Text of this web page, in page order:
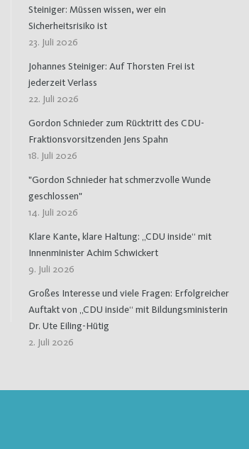
Steiniger: Müssen wissen, wer ein
Sicherheitsrisiko ist
23. Juli 2026
Johannes Steiniger: Auf Thorsten Frei ist
jederzeit Verlass
22. Juli 2026
Gordon Schnieder zum Rücktritt des CDU-
Fraktionsvorsitzenden Jens Spahn
18. Juli 2026
"Gordon Schnieder hat schmerzvolle Wunde
geschlossen"
14. Juli 2026
Klare Kante, klare Haltung: „CDU inside“ mit
Innenminister Achim Schwickert
9. Juli 2026
Großes Interesse und viele Fragen: Erfolgreicher
Auftakt von „CDU inside“ mit Bildungsministerin
Dr. Ute Eiling-Hütig
2. Juli 2026